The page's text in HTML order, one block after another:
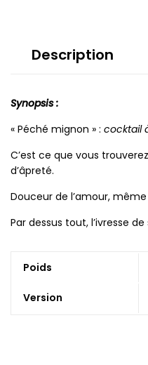
Description
Synopsis :
« Péché mignon » : cocktail
C’est ce que vous
d’âpreté.
Douceur de l’amour,
Par dessus tout, l’ivresse
Poids
Version